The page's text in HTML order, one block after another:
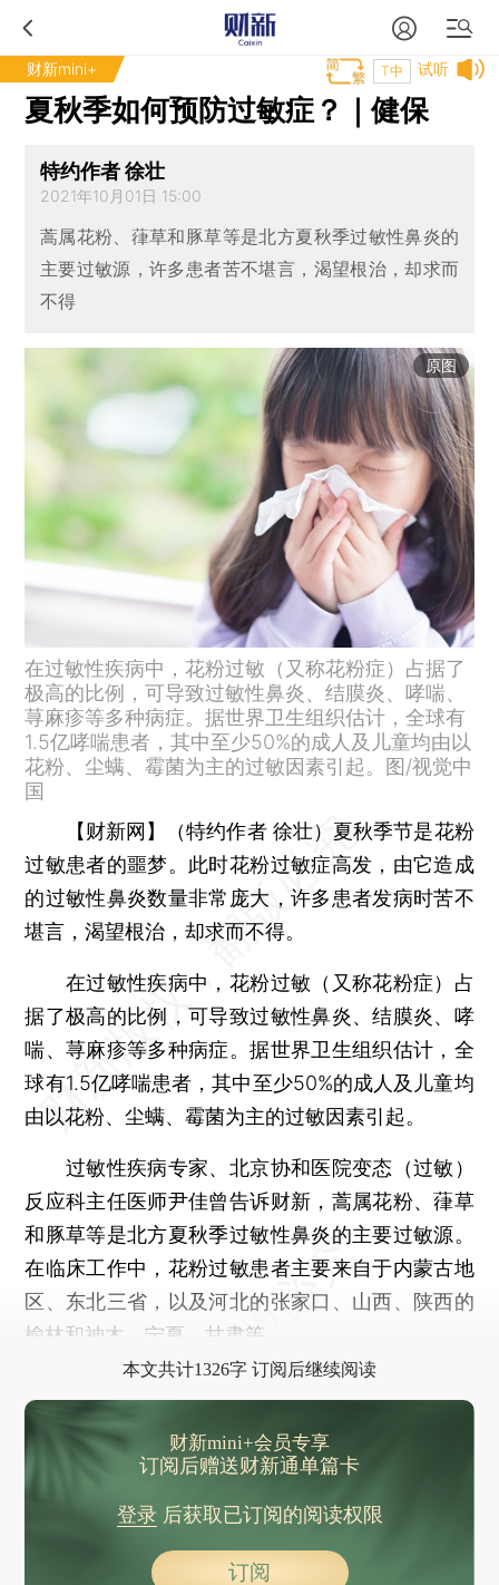
财新mini+ 试听
T中
夏秋季如何预防过敏症？｜健保
特约作者 徐壮
2021年10月01日 15:00
蒿属花粉、葎草和豚草等是北方夏秋季过敏性鼻炎的
主要过敏源，许多患者苦不堪言，渴望根治，却求而
不得
原图
在过敏性疾病中，花粉过敏（又称花粉症）占据了
极高的比例，可导致过敏性鼻炎、结膜炎、哮喘、
荨麻疹等多种病症。据世界卫生组织估计，全球有
1.5亿哮喘患者，其中至少50%的成人及儿童均由以
花粉、尘螨、霉菌为主的过敏因素引起。图/视觉中
国
【财新网】（特约作者 徐壮） 夏秋季节是花粉
过敏患者的噩梦。此时花粉过敏症高发，由它造成
的过敏性鼻炎数量非常庞大，许多患者发病时苦不
堪言，渴望根治，却求而不得。
在过敏性疾病中，花粉过敏（又称花粉症）占
据了极高的比例，可导致过敏性鼻炎、结膜炎、哮
喘、荨麻疹等多种病症。据世界卫生组织估计，全
球有1.5亿哮喘患者，其中至少50%的成人及儿童均
由以花粉、尘螨、霉菌为主的过敏因素引起。
过敏性疾病专家、北京协和医院变态（过敏）
反应科主任医师尹佳曾告诉财新，蒿属花粉、葎草
和豚草等是北方夏秋季过敏性鼻炎的主要过敏源。
在临床工作中，花粉过敏患者主要来自于内蒙古地
区、东北三省，以及河北的张家口、山西、陕西的
榆林和神木、宁夏、甘肃等。
本文共计1326字 订阅后继续阅读
财新mini+会员专享
订阅后赠送财新通单篇卡
登录后获取已订阅的阅读权限
订阅